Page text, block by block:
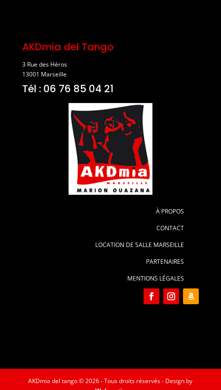
AKDmia del Tango
3 Rue des Héros
13001 Marseille
Tél : 06 76 85 04 21
À PROPOS
CONTACT
LOCATION DE SALLE MARSEILLE
PARTENAIRES
MENTIONS LÉGALES
AKDmia del tango © 2026 - Tous droits réservés - Design by